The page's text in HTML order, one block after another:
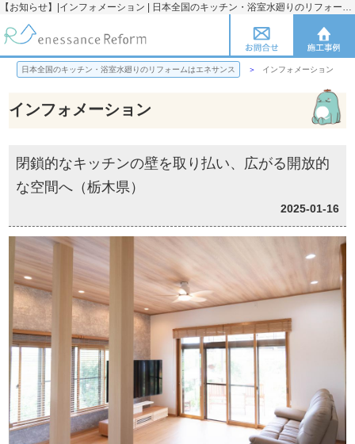
【お知らせ】|インフォメーション | 日本全国のキッチン・浴室水廻りのリフォームのことならエネサンス
日本全国のキッチン・浴室水廻りのリフォームはエネサンス インフォメーション
インフォメーション
閉鎖的なキッチンの壁を取り払い、広がる開放的
な空間へ（栃木県）
2025-01-16